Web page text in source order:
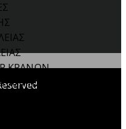
ΚΡΑΝΩΝ
ΠΡΟΣΤΑΣΙΑΣ
ΤΥΠΟΥ